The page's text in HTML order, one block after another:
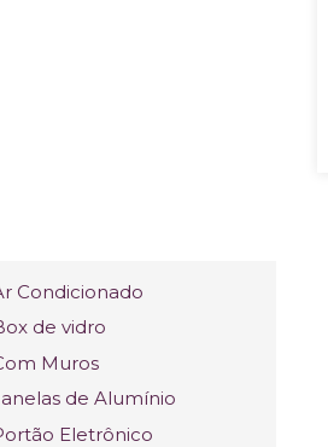
Condicionado
de vidro
Muros
de Alumínio
Eletrônico